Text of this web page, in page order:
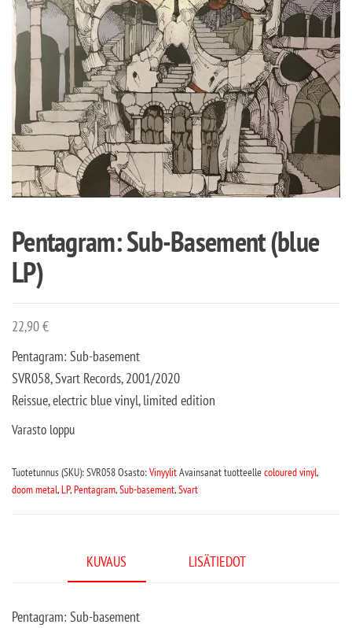
Pentagram: Sub-Basement (blue
LP)
22,90€
Pentagram: Sub-basement
SVR058, Svart Records, 2001/2020
Reissue, electric blue vinyl, limited edition
Varasto loppu
Tuotetunnus (SKU):SVR058Osasto:VinyylitAvainsanat tuotteellecoloured vinyl,
doom metal,LP,Pentagram,Sub-basement,Svart
KUVAUS LISÄTIEDOT
Pentagram: Sub-basement